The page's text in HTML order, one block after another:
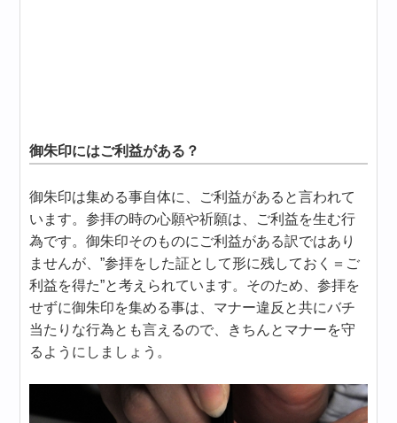
御朱印にはご利益がある？
御朱印は集める事自体に、ご利益があると言われて
います。参拝の時の心願や祈願は、ご利益を生む行
為です。御朱印そのものにご利益がある訳ではあり
ませんが、”参拝をした証として形に残しておく＝ご
利益を得た”と考えられています。そのため、参拝を
せずに御朱印を集める事は、マナー違反と共にバチ
当たりな行為とも言えるので、きちんとマナーを守
るようにしましょう。